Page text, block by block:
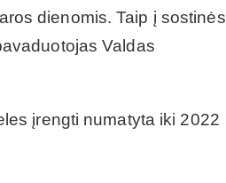
dienomis. Taip į sostinės
Valdas
įrengti numatyta iki 2022